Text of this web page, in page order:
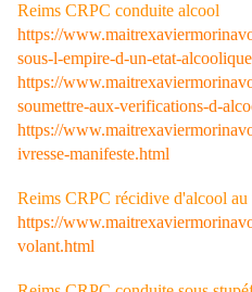
Reims CRPC conduite alcool
https://
sous-l-empire-d-un-etat-
https://
soumettre-aux-verifications-d-
https://
ivresse-manifeste.html
Reims CRPC récidive d'alcool au
https://
volant.html